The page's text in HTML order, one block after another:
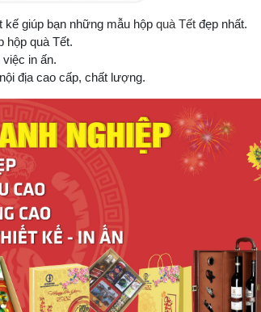
giúp bạn những mẫu hộp quà Tếtđẹp nhất.
hộp quà Tết.
in ấn.
địa cao cấp, chất lượng.